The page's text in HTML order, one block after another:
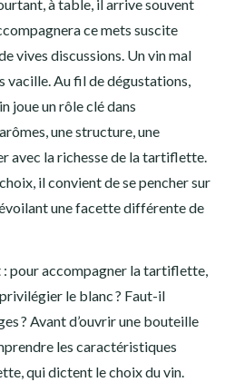
à table, il arrive souvent
ce mets suscite
vives discussions. Un vin mal
vacille. Au fil de dégustations,
joue un rôle clé dans
une structure, une
avec la richesse de la tartiflette.
il convient de se pencher sur
une facette différente de
pour accompagner la tartiflette,
le blanc ? Faut-il
? Avant d’ouvrir une bouteille
les caractéristiques
qui dictent le choix du vin.